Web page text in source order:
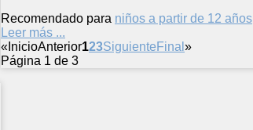
Recomendado para niños a partir de 12 años
Leer más ...
« InicioAnterior123Siguiente Final »
Página 1 de 3